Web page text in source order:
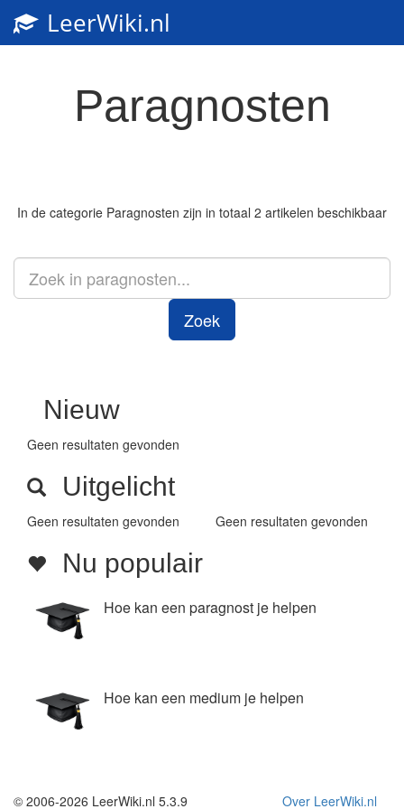
LeerWiki.nl
Paragnosten
In de categorie Paragnosten zijn in totaal 2 artikelen beschikbaar
Zoek
Nieuw
Geen resultaten gevonden
Uitgelicht
Geen resultaten gevonden Geen resultaten gevonden
Nu populair
Hoe kan een paragnost je helpen
Hoe kan een medium je helpen
Over LeerWiki.nl
© 2006-2026 LeerWiki.nl 5.3.9